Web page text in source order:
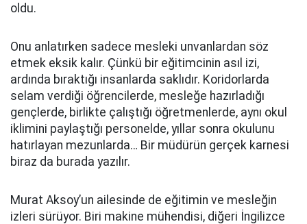
oldu.
Onu anlatırken sadece mesleki unvanlardan söz
etmek eksik kalır. Çünkü bir eğitimcinin asıl izi,
ardında bıraktığı insanlarda saklıdır. Koridorlarda
selam verdiği öğrencilerde, mesleğe hazırladığı
gençlerde, birlikte çalıştığı öğretmenlerde, aynı okul
iklimini paylaştığı personelde, yıllar sonra okulunu
hatırlayan mezunlarda… Bir müdürün gerçek karnesi
biraz da burada yazılır.
Murat Aksoy’un ailesinde de eğitimin ve mesleğin
izleri sürüyor. Biri makine mühendisi, diğeri İngilizce